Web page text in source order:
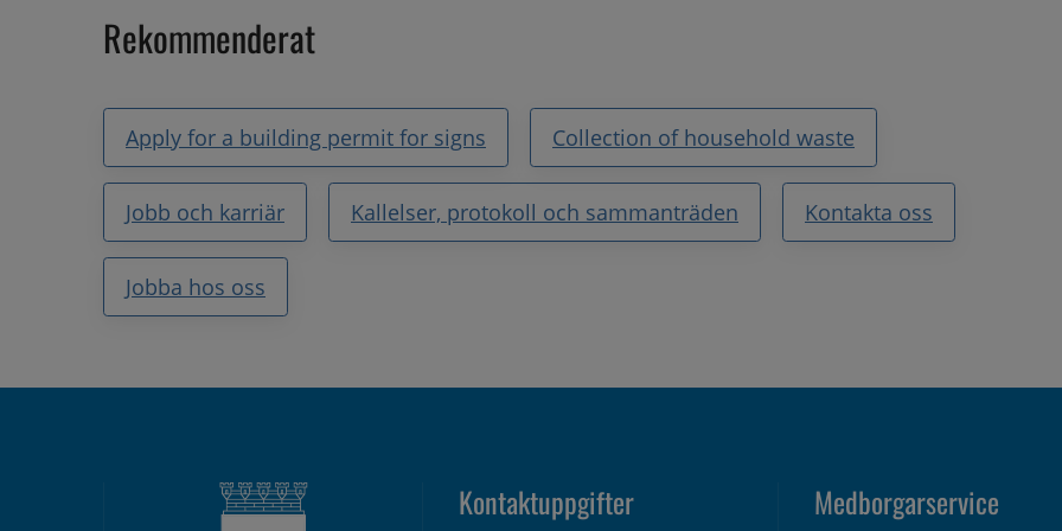
Rekommenderat
Apply for a building permit for signs Collection of household waste
Jobb och karriär Kallelser, protokoll och sammanträden Kontakta oss
Jobba hos oss
Kontaktuppgifter Medborgarservice